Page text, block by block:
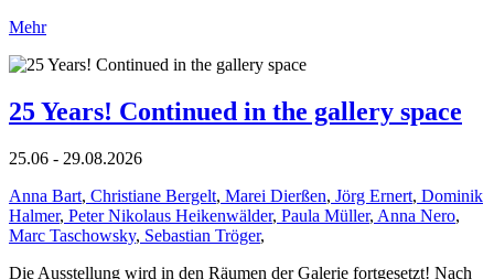
Mehr
25 Years! Continued in the gallery space
25.06 - 29.08.2026
Anna Bart, Christiane Bergelt, Marei Dierßen, Jörg Ernert, Dominik
Halmer, Peter Nikolaus Heikenwälder, Paula Müller, Anna Nero,
Marc Taschowsky, Sebastian Tröger,
Die Ausstellung wird in den Räumen der Galerie fortgesetzt! Nach